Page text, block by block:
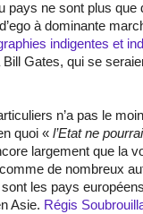
pays ne sont plus que
à dominante
indigentes et
Bill Gates, qui se
n’a pas le
quoi « l’Etat ne
largement que la
de nombreux
les pays
Asie. Régis